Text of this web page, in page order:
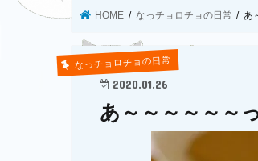
HOME なっチョロチョの日常 あ
なっチョロチョの日常
2020.01.26
あ～～～～～～